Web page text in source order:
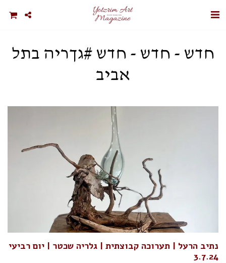
חדש - חדש - חדש #גךריה בתל
אביב
נתיב הרעל | תערוכה קבוצתית | גלריה שכטר | יום רביעי
3.7.24